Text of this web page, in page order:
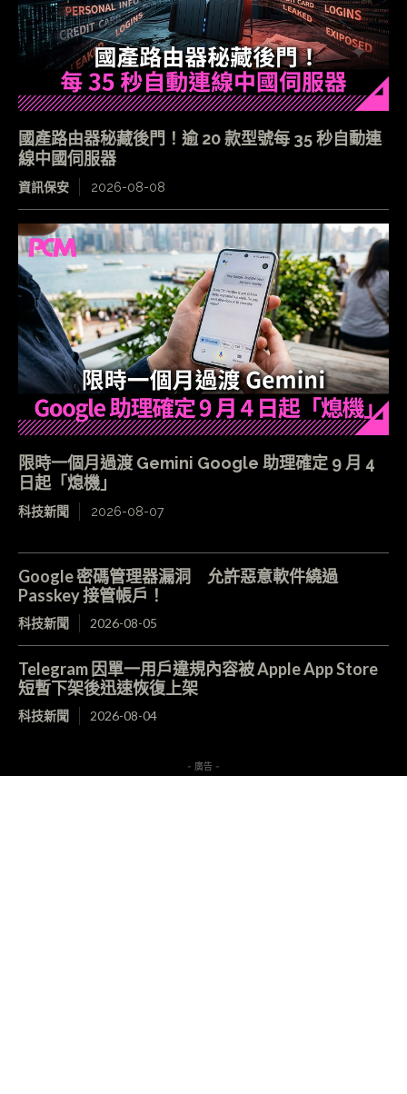
國產路由器秘藏後門！逾 20 款型號每 35 秒自動連
線中國伺服器
資訊保安 2026-08-08
限時一個月過渡 Gemini Google 助理確定 9 月 4
日起「熄機」
科技新聞 2026-08-07
Google 密碼管理器漏洞 允許惡意軟件繞過
Passkey 接管帳戶！
科技新聞 2026-08-05
Telegram 因單一用戶違規內容被 Apple App Store
短暫下架後迅速恢復上架
科技新聞 2026-08-04
- 廣告 -